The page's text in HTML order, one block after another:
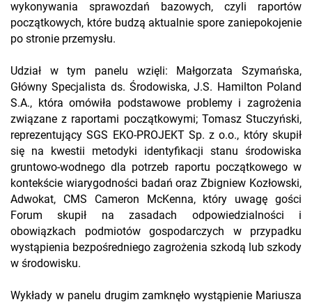
wykonywania sprawozdań bazowych, czyli raportów
początkowych, które budzą aktualnie spore zaniepokojenie
po stronie przemysłu.
Udział w tym panelu wzięli: Małgorzata Szymańska,
Główny Specjalista ds. Środowiska, J.S. Hamilton Poland
S.A., która omówiła podstawowe problemy i zagrożenia
związane z raportami początkowymi; Tomasz Stuczyński,
reprezentujący SGS EKO-PROJEKT Sp. z o.o., który skupił
się na kwestii metodyki identyfikacji stanu środowiska
gruntowo-wodnego dla potrzeb raportu początkowego w
kontekście wiarygodności badań oraz Zbigniew Kozłowski,
Adwokat, CMS Cameron McKenna, który uwagę gości
Forum skupił na zasadach odpowiedzialności i
obowiązkach podmiotów gospodarczych w przypadku
wystąpienia bezpośredniego zagrożenia szkodą lub szkody
w środowisku.
Wykłady w panelu drugim zamknęło wystąpienie Mariusza